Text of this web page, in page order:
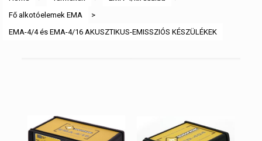
Fő alkotóelemek EMA
>
EMA-4/4 és EMA-4/16 AKUSZTIKUS-EMISSZIÓS KÉSZÜLÉKEK